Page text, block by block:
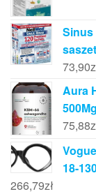
Sinus
73,90
Aura
75,88
18-
266,79zł